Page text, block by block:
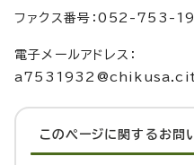
ファクス番号：052-753-
電子メールアドレス：
このページに関する お問